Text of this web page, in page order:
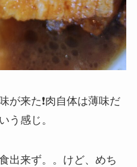
が来た❗肉自体は薄味だ
う感じ。
出来ず。。けど、めち